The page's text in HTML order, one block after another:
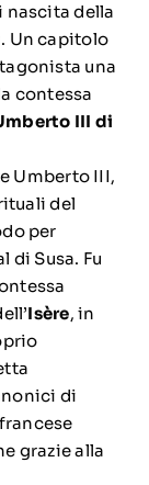
nascita della
Un capitolo
una
contessa
III di
Umberto III,
del
per
Susa. Fu
Isère, in
di
grazie alla